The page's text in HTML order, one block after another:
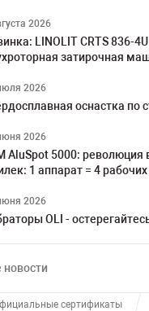
2026
LINOLIT CRTS 836-4U
затирочная
2026
оснастка по
2026
AluSpot 5000: революция
1 аппарат = 4 рабочих
2026
OLI -
новости
сертификаты